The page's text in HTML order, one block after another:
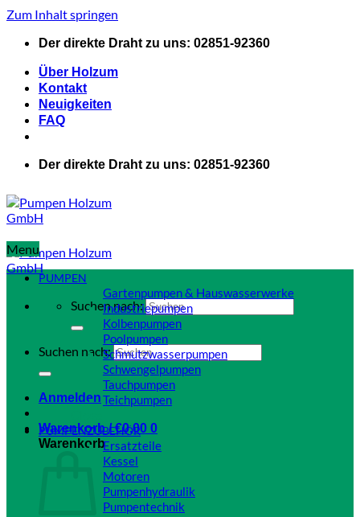
Zum Inhalt springen
Der direkte Draht zu uns: 02851-92360
Über Holzum
Kontakt
Neuigkeiten
FAQ
Der direkte Draht zu uns: 02851-92360
Suchen nach:
Suchen nach:
Anmelden
Warenkorb /€0,00 0
Warenkorb
Menu
PUMPEN
Gartenpumpen & Hauswasserwerke
Industriepumpen
Kolbenpumpen
Poolpumpen
Schmutzwasserpumpen
Schwengelpumpen
Tauchpumpen
Teichpumpen
PUMPENZUBEHÖR
Ersatzteile
Kessel
Motoren
Pumpenhydraulik
Pumpentechnik